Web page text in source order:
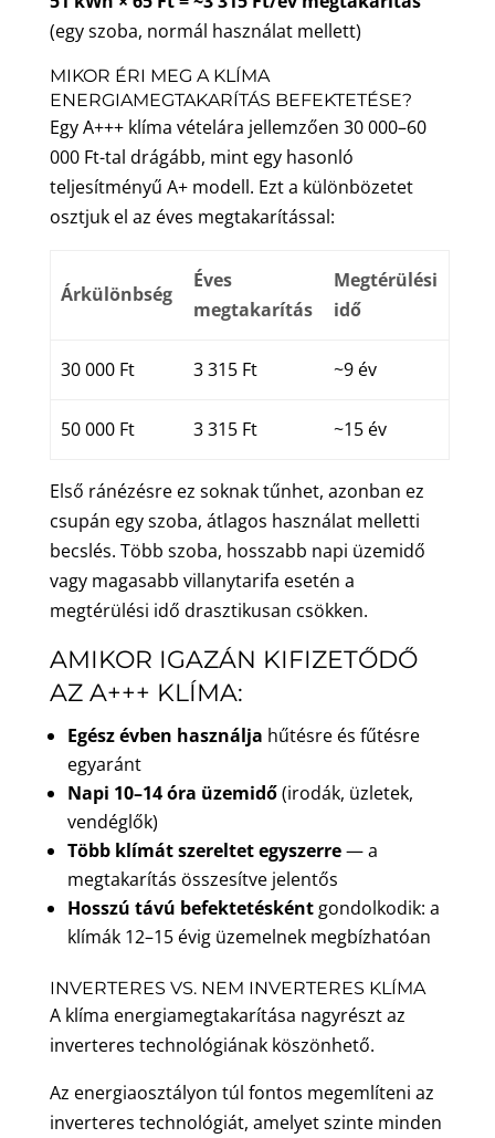
(egy szoba, normál használat mellett)
MIKOR ÉRI MEG A KLÍMA
ENERGIAMEGTAKARÍTÁS BEFEKTETÉSE?
Egy A+++ klíma vételára jellemzően 30 000–60
000 Ft-tal drágább, mint egy hasonló
teljesítményű A+ modell. Ezt a különbözetet
osztjuk el az éves megtakarítással:
Árkülönbség
Éves
megtakarítás
Megtérülési
idő
30 000 Ft 3 315 Ft ~9 év
50 000 Ft 3 315 Ft ~15 év
Első ránézésre ez soknak tűnhet, azonban ez
csupán egy szoba, átlagos használat melletti
becslés. Több szoba, hosszabb napi üzemidő
vagy magasabb villanytarifa esetén a
megtérülési idő drasztikusan csökken.
AMIKOR IGAZÁN KIFIZETŐDŐ
AZ A+++ KLÍMA:
Egész évben használja hűtésre és fűtésre
egyaránt
Napi 10–14 óra üzemidő(irodák, üzletek,
vendéglők)
Több klímát szereltet egyszerre— a
megtakarítás összesítve jelentős
Hosszú távú befektetéskéntgondolkodik: a
klímák 12–15 évig üzemelnek megbízhatóan
INVERTERES VS. NEM INVERTERES KLÍMA
A klíma energiamegtakarítása nagyrészt az
inverteres technológiának köszönhető.
Az energiaosztályon túl fontos megemlíteni az
inverteres technológiát, amelyet szinte minden